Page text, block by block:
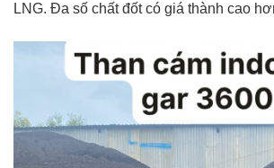
LNG. Đa số chất đốt có giá thành cao